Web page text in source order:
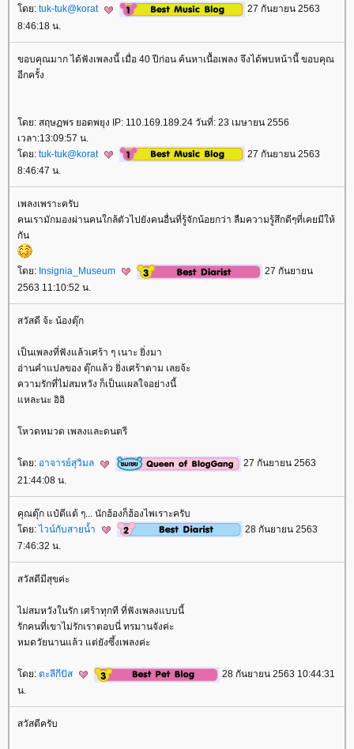
ดย: tuk-tuk@korat
27 กันยายน 2563
8:46:18 น.
ขอบคุณมาก ได้ฟังเพลงนี้ เมื่อ 40 ปีก่อน ค้นหาเนื้อเพลง จึงได้พบหน้านี้ ขอบคุณ
อีกครั้ง
ดย: สฤษฏพร ยอดพยุง IP: 110.169.189.24 วันที่: 23 เมษายน 2556
เวลา:13:09:57 น.
ดย: tuk-tuk@korat
27 กันยายน 2563
8:46:47 น.
เพลงเพราะครับ
คนเรามักมองผ่านคนใกล้ตัวไปยังคนอื่นที่รู้จักน้อยกว่า ลืมความรู้สึกดีๆที่เคยมีให้
กัน
ดย: Insignia_Museum
27 กันยายน
2563 11:10:52 น.
สวัสดี จ้ะ น้องตุ๊ก
เป็นเพลงที่ฟังแล้วเศร้า ๆ เนาะ ยิ่งมา
อ่านคำแปลของ ตุ๊กแล้ว ยิ่งเศร้าตาม เลยจ้ะ
ความรักที่ไม่สมหวัง ก็เป็นแผลใจอย่างนี้
หละนะ อิอิ
หวดหมวด เพลงและดนตรี
ดย: อาจารย์สุวิมล
27 กันยายน 2563
21:44:08 น.
คุณตุ๊ก แป๋ดีแต้ ๆ... นักฮ้องก็ฮ้องไพเราะครับ
ดย:ไวน์กับสายน้ำ
28 กันยายน 2563
7:46:32 น.
สวัสดีมีสุขค่ะ
ไม่สมหวังในรัก เศร้าทุกที ที่ฟังเพลงแบบนี้
รักคนที่เขาไม่รักเราตอบนี่ ทรมานจังค่ะ
หมดวัยนานแล้ว แต่ยังซึ้งเพลงค่ะ
ดย: ตะลีกีปัส
28 กันยายน 2563 10:44:31
น.
สวัสดีครับ